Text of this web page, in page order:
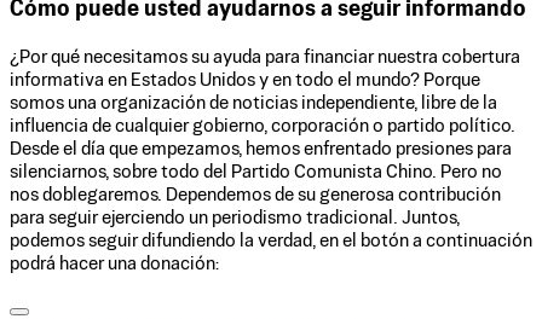
Cómo puede usted ayudarnos a seguir informando
¿Por qué necesitamos su ayuda para financiar nuestra cobertura
informativa en Estados Unidos y en todo el mundo? Porque
somos una organización de noticias independiente, libre de la
influencia de cualquier gobierno, corporación o partido político.
Desde el día que empezamos, hemos enfrentado presiones para
silenciarnos, sobre todo del Partido Comunista Chino. Pero no
nos doblegaremos. Dependemos de su generosa contribución
para seguir ejerciendo un periodismo tradicional. Juntos,
podemos seguir difundiendo la verdad, en el botón a continuación
podrá hacer una donación: